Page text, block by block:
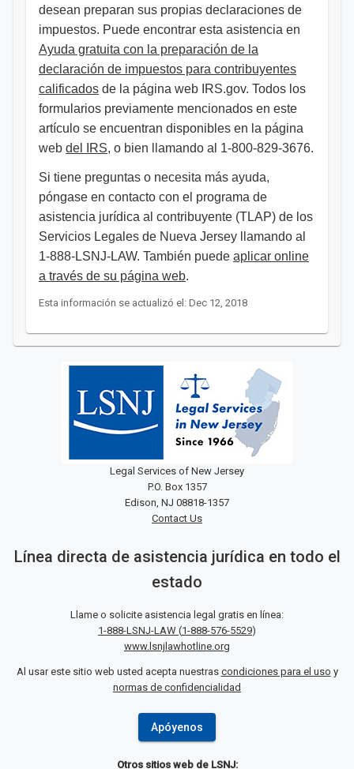
desean preparan sus propias declaraciones de
impuestos. Puede encontrar esta asistencia en
Ayuda gratuita con la preparación de la
declaración de impuestos para contribuyentes
calificados de la página web IRS.gov. Todos los
formularios previamente mencionados en este
artículo se encuentran disponibles en la página
web del IRS, o bien llamando al 1-800-829-3676.
Si tiene preguntas o necesita más ayuda,
póngase en contacto con el programa de
asistencia jurídica al contribuyente (TLAP) de los
Servicios Legales de Nueva Jersey llamando al
1-888-LSNJ-LAW. También puede aplicar online
a través de su página web. ​​​
Esta información se actualizó el: Dec 12, 2018
Legal Services of New Jersey
P.O. Box 1357
Edison, NJ 08818-1357
Contact Us
Línea directa de asistencia jurídica en todo el
estado
Llame o solicite asistencia legal gratis en línea:
1-888-LSNJ-LAW (1-888-576-5529)
www.lsnjlawhotline.org
Al usar este sitio web usted acepta nuestras condiciones para el uso y
normas de confidencialidad
Apóyenos
Otros sitios web de LSNJ: